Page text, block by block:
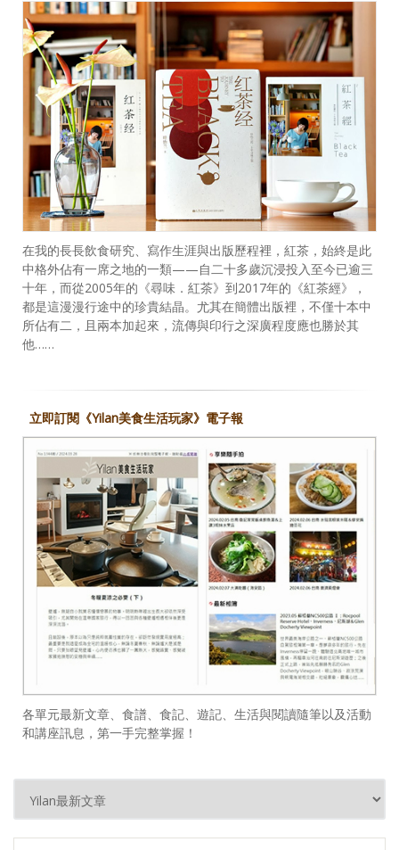
在我的長長飲食研究、寫作生涯與出版歷程裡，紅茶，始終是此
中格外佔有一席之地的一類——自二十多歲沉浸投入至今已逾三
十年，而從2005年的《尋味．紅茶》到2017年的《紅茶經》，
都是這漫漫行途中的珍貴結晶。尤其在簡體出版裡，不僅十本中
所佔有二，且兩本加起來，流傳與印行之深廣程度應也勝於其
他……
立即訂閱《Yilan美食生活玩家》電子報
各單元最新文章、食譜、食記、遊記、生活與閱讀隨筆以及活動
和講座訊息，第一手完整掌握！